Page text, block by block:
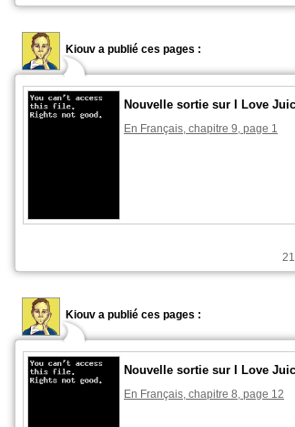
Kiouv a publié ces pages :
Nouvelle sortie sur I Love
En Français, chapitre 9, page 1
Kiouv a publié ces pages :
Nouvelle sortie sur I Love
En Français, chapitre 8, page 12